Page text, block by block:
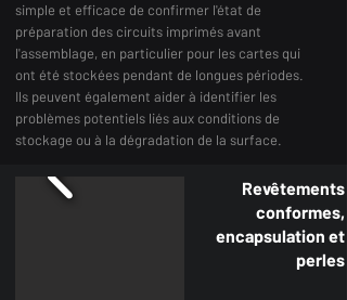
simple et efficace de confirmer l'état de
préparation des circuits imprimés avant
l'assemblage, en particulier pour les cartes qui
ont été stockées pendant de longues périodes.
Ils peuvent également aider à identifier les
problèmes potentiels liés aux conditions de
stockage ou à la dégradation de la surface.
Revêtements
conformes,
encapsulation et
perles